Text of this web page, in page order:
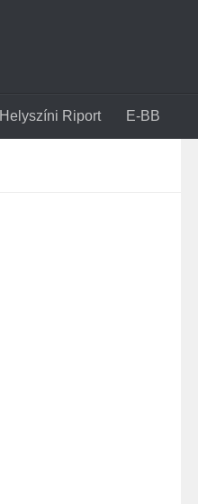
Helyszíni Riport E-BB